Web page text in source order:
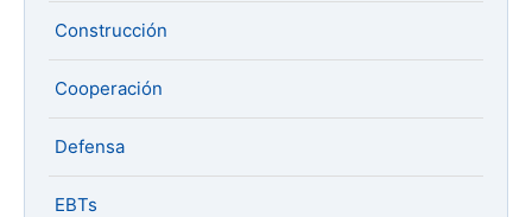
Construcción
Cooperación
Defensa
EBTs